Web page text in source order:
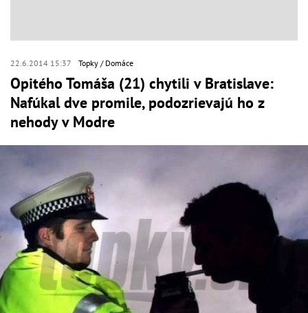
22.6.2014 15:37 Topky Domáce
Opitého Tomáša (21) chytili v Bratislave:
Nafúkal dve promile, podozrievajú ho z
nehody v Modre